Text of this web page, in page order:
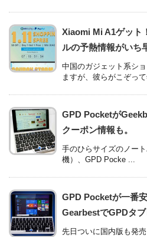
Xiaomi Mi A1ゲット
ルの予熱情報がいち
中国のガジェット系シ
ますが、彼らがこぞっ
GPD Pocketが
クーポン情報も。
手のひらサイズのノー
機）、GPD Pocke ...
GPD Pocketが一番
GearbestでGPDタブ
先日ついに国内版も発